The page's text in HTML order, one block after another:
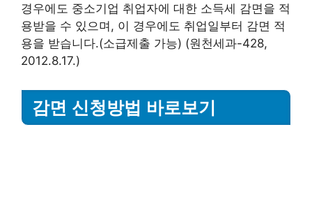
경우에도 중소기업 취업자에 대한 소득세 감면을 적
용받을 수 있으며, 이 경우에도 취업일부터 감면 적
용을 받습니다.(소급제출 가능) (원천세과-428,
2012.8.17.)
감면 신청방법 바로보기